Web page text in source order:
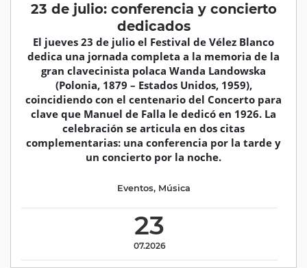
23 de julio: conferencia y concierto
dedicados
El jueves 23 de julio el Festival de Vélez Blanco
dedica una jornada completa a la memoria de la
gran clavecinista polaca Wanda Landowska
(Polonia, 1879 – Estados Unidos, 1959),
coincidiendo con el centenario del Concerto para
clave que Manuel de Falla le dedicó en 1926. La
celebración se articula en dos citas
complementarias: una conferencia por la tarde y
un concierto por la noche.
23
07.2026
Eventos, Música